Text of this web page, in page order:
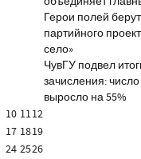
Герои полей
партийного
село»
ЧувГУ подвел
зачисления:
выросло на 55%
10 1112
17 1819
24 2526